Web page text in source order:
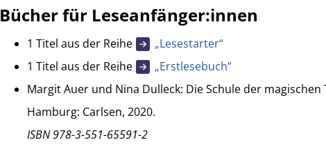
Bücher für Leseanfänger:innen
1 Titel aus der Reihe
„Lesestarter“
1 Titel aus der Reihe
„Erstlesebuch“
Margit Auer und Nina Dulleck: Die Schule der
Hamburg: Carlsen, 2020.
ISBN 978-3-551-65591-2